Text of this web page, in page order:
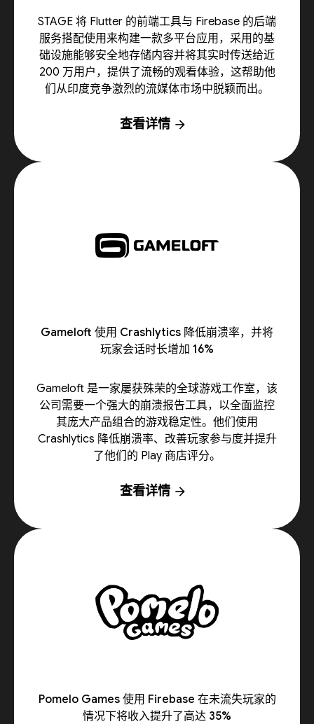
STAGE 将 Flutter 的前端工具与 Firebase 的后端
服务搭配使用来构建一款多平台应用，采用的基
础设施能够安全地存储内容并将其实时传送给近
200 万用户，提供了流畅的观看体验，这帮助他
们从印度竞争激烈的流媒体市场中脱颖而出。
查看详情 arrow_forward
Gameloft 使用 Crashlytics 降低崩溃率，并将
玩家会话时长增加 16%
Gameloft 是一家屡获殊荣的全球游戏工作室，该
公司需要一个强大的崩溃报告工具，以全面监控
其庞大产品组合的游戏稳定性。他们使用
Crashlytics 降低崩溃率、改善玩家参与度并提升
了他们的 Play 商店评分。
查看详情 arrow_forward
Pomelo Games 使用 Firebase 在未流失玩家的
情况下将收入提升了高达 35%